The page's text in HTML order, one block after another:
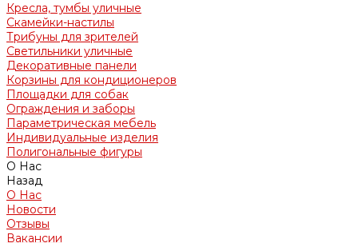
Кресла, тумбы уличные
Скамейки-настилы
Трибуны для зрителей
Светильники уличные
Декоративные панели
Корзины для кондиционеров
Площадки для собак
Ограждения и заборы
Параметрическая мебель
Индивидуальные изделия
Полигональные фигуры
О Нас
Назад
О Нас
Новости
Отзывы
Вакансии